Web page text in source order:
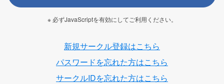
※ 必ずJavaScriptを有効にしてご利用ください。
新規サークル登録はこちら
パスワードを忘れた方はこちら
サークルIDを忘れた方はこちら